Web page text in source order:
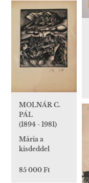
MOLNÁR C.
PÁL
(1894 - 1981)
Mária a
kisdeddel
85 000 Ft